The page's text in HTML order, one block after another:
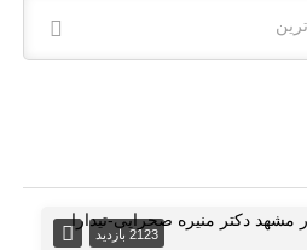
2123 بازدید